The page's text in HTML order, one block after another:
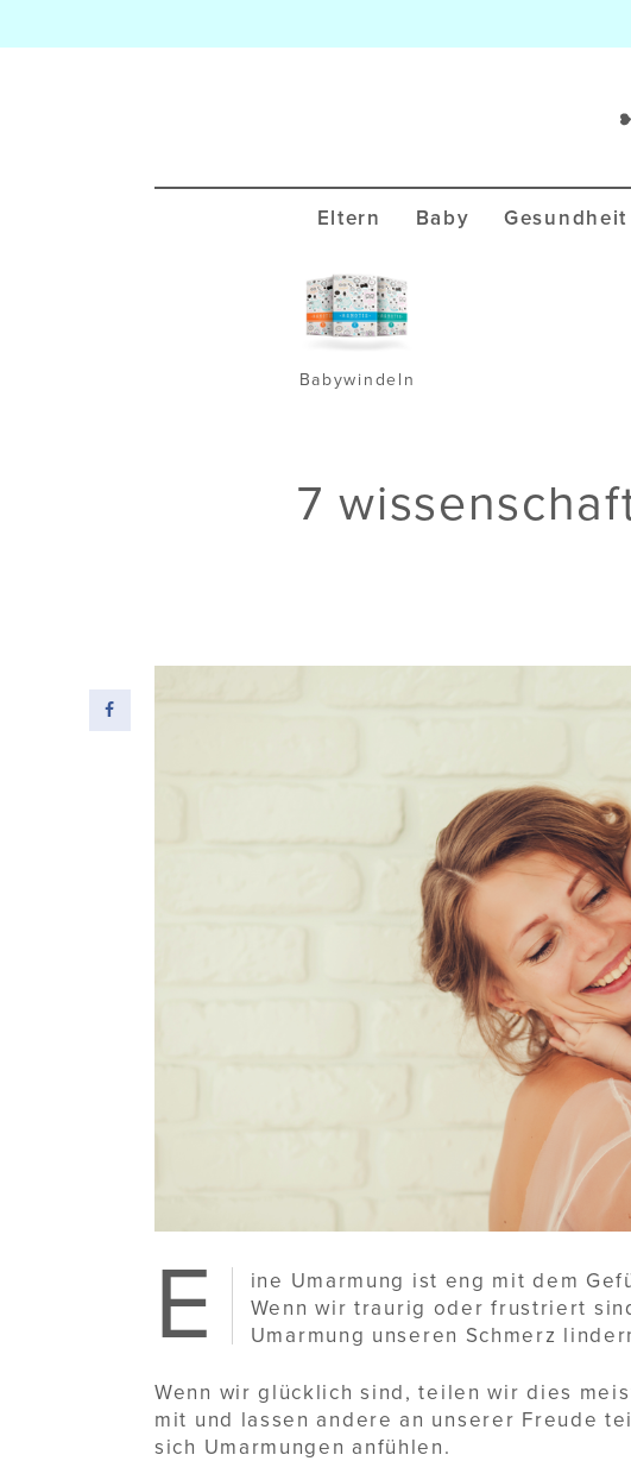
Eltern Baby Gesundheit
Babywindeln
7
E
ine Umarmung ist eng mit dem
Wenn wir traurig oder frustriert
Umarmung unseren Schmerz
Wenn wir glücklich sind, teilen wir dies
mit und lassen andere an unserer Freude
sich Umarmungen anfühlen.